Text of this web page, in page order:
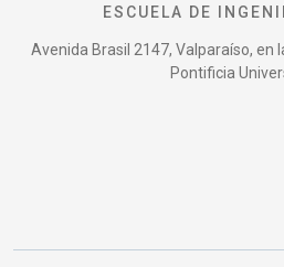
ESCUELA DE
Avenida Brasil 2147, Valparaíso, en
Pontificia